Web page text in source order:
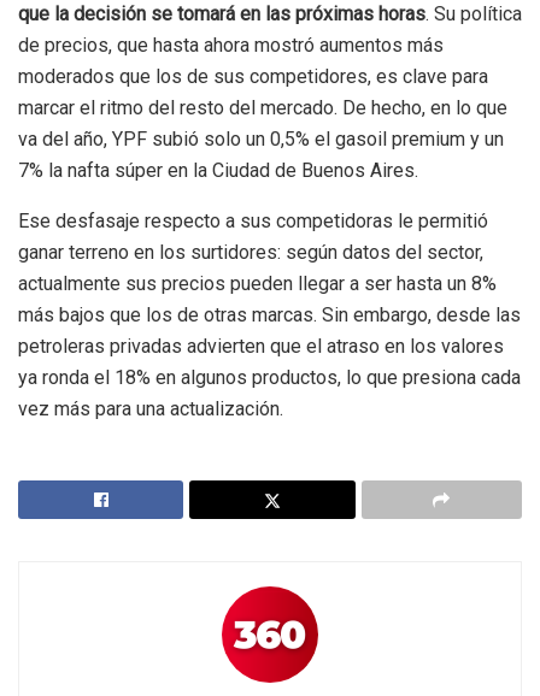
que la decisión se tomará en las próximas horas. Su política
de precios, que hasta ahora mostró aumentos más
moderados que los de sus competidores, es clave para
marcar el ritmo del resto del mercado. De hecho, en lo que
va del año, YPF subió solo un 0,5% el gasoil premium y un
7% la nafta súper en la Ciudad de Buenos Aires.
Ese desfasaje respecto a sus competidoras le permitió
ganar terreno en los surtidores: según datos del sector,
actualmente sus precios pueden llegar a ser hasta un 8%
más bajos que los de otras marcas. Sin embargo, desde las
petroleras privadas advierten que el atraso en los valores
ya ronda el 18% en algunos productos, lo que presiona cada
vez más para una actualización.